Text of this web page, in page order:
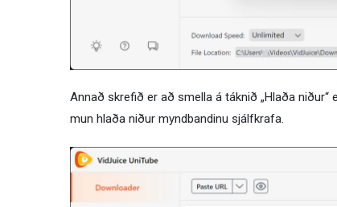
Annað skrefið er að smella á táknið „Hlaða
mun hlaða niður myndbandinu sjálfkrafa.